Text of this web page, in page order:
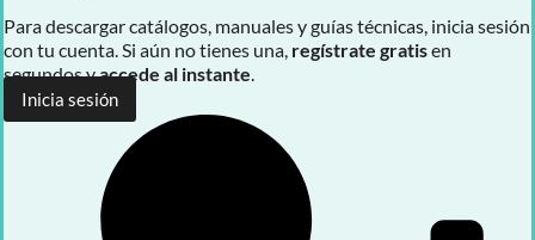
Para descargar catálogos, manuales y guías técnicas, inicia sesión
con tu cuenta. Si aún no tienes una, regístrate gratisen
segundos yaccede al instante.
Inicia sesión